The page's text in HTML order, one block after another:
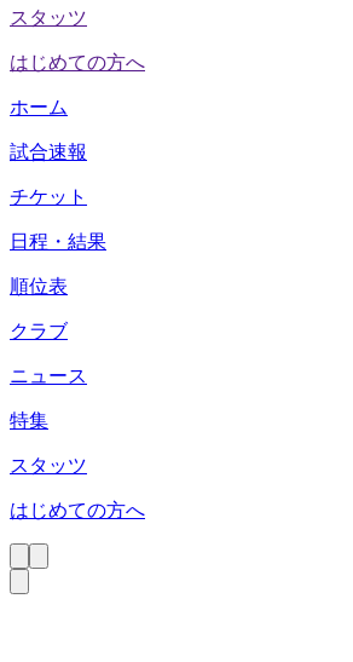
スタッツ
はじめての方へ
ホーム
試合速報
チケット
日程・結果
順位表
クラブ
ニュース
特集
スタッツ
はじめての方へ